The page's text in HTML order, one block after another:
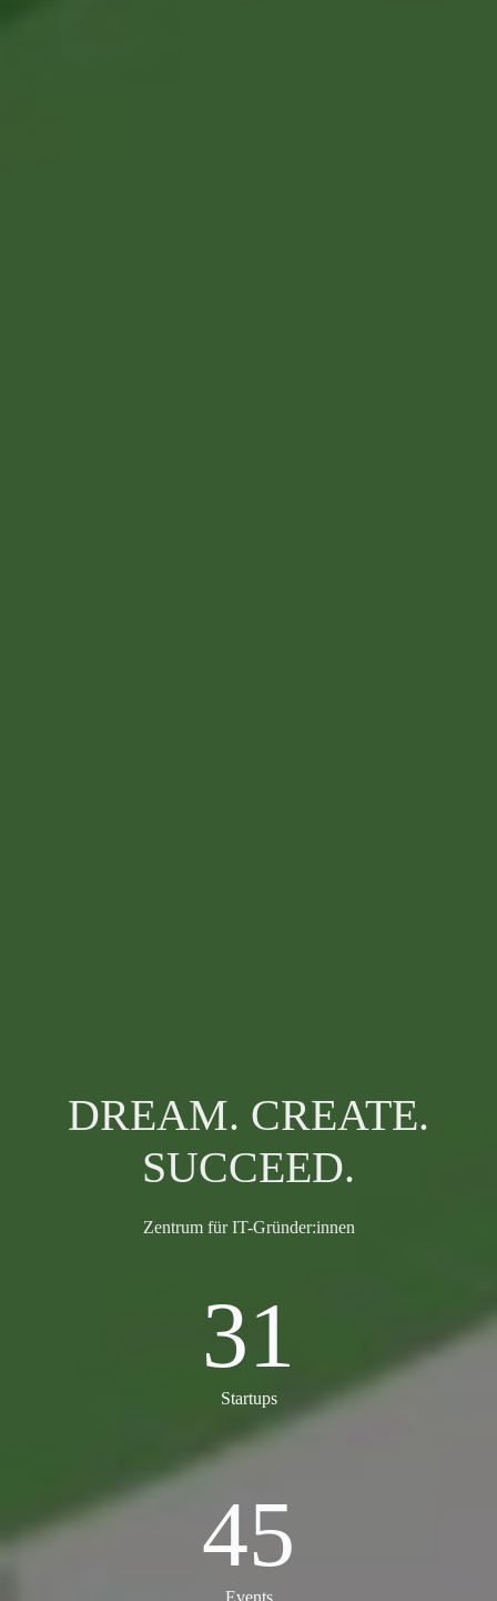
DREAM. CREATE.
SUCCEED.
Zentrum für IT-Gründer:innen
31
Startups
45
Events